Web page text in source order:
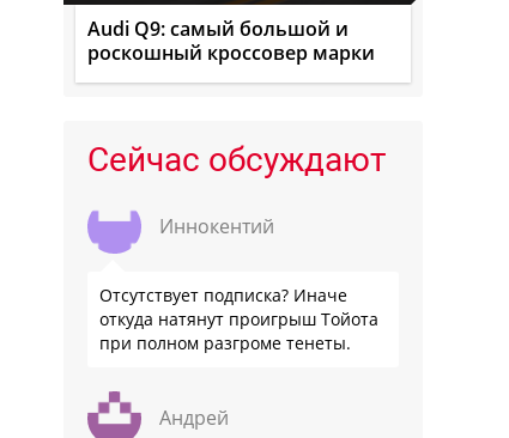
Audi Q9: самый большой и
роскошный кроссовер марки
Сейчас обсуждают
Иннокентий
Отсутствует подписка? Иначе
откуда натянут проигрыш Тойота
при полном разгроме тенеты.
Андрей